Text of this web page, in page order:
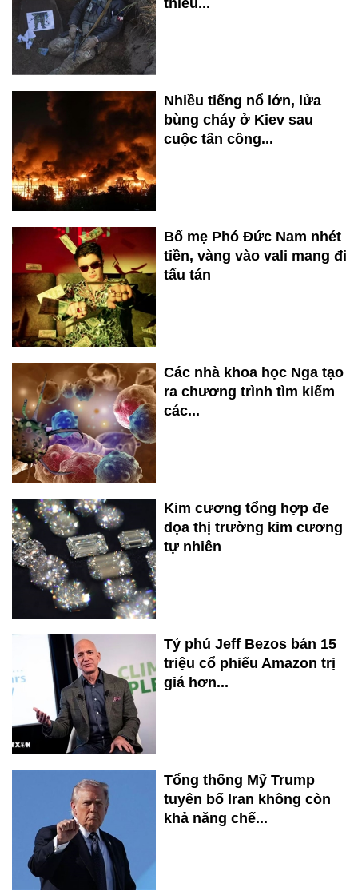
Nhiều tiếng nổ lớn, lửa
bùng cháy ở Kiev sau
cuộc tấn công...
Bố mẹ Phó Đức Nam nhét
tiền, vàng vào vali mang đi
tẩu tán
Các nhà khoa học Nga tạo
ra chương trình tìm kiếm
các...
Kim cương tổng hợp đe
dọa thị trường kim cương
tự nhiên
Tỷ phú Jeff Bezos bán 15
triệu cổ phiếu Amazon trị
giá hơn...
Tổng thống Mỹ Trump
tuyên bố Iran không còn
khả năng chế...